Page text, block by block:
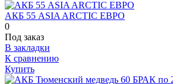
АКБ 55 ASIA ARCTIC ЕВРО
0
Под заказ
В закладки
К сравнению
Купить